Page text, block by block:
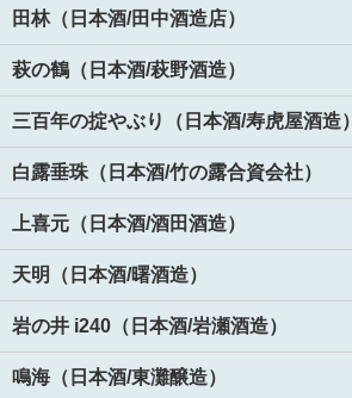
田林（日本酒/田中酒造店）
萩の鶴（日本酒/萩野酒造）
三百年の掟やぶり（日本酒/寿虎屋酒造）
白露垂珠（日本酒/竹の露合資会社）
上喜元（日本酒/酒田酒造）
天明（日本酒/曙酒造）
岩の井 i240（日本酒/岩瀬酒造）
鳴海（日本酒/東灘醸造）